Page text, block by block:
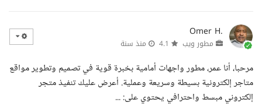
Omer H.
مطور ويب منذ سنة
مرحبا، أنا عمر، مطور واجهات أمامية بخبرة قوية في تصميم وتطوير مواقع
متاجر إلكترونية بسيطة وسريعة وعملية. أعرض عليك تنفيذ متجر
إلكتروني مبسط واحترافي يحتوي على: ...